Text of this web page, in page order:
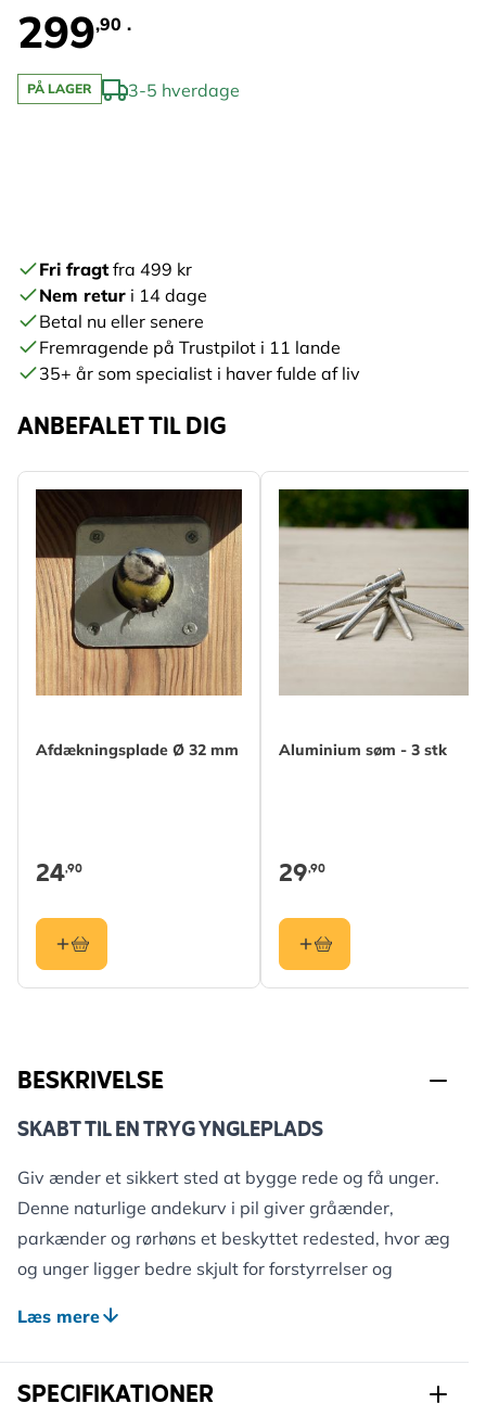
299,90 .
PÅ LAGER 3-5 hverdage
Fri fragtfra 499 kr
Nem retur i 14 dage
Betal nu eller senere
Fremragende på Trustpilot i 11 lande
35+ år som specialist i haver fulde af liv
ANBEFALET TIL DIG
Afdækningsplade Ø 32 mm
24,90
Aluminium søm - 3 stk
29,90
BESKRIVELSE
SKABT TIL EN TRYG YNGLEPLADS
Giv ænder et sikkert sted at bygge rede og få unger.
Denne naturlige andekurv i pil giver gråænder,
parkænder og rørhøns et beskyttet redested, hvor æg
og unger ligger bedre skjult for forstyrrelser og
nemt for fuglene at komme ind og ud af reden.
Mange vandfugle kan have svært ved at finde sikre
redesteder, især ved anlagte havedamme og søer.
Læs mere
SPECIFIKATIONER